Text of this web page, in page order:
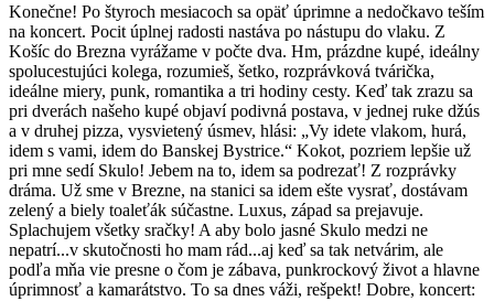
Konečne! Po štyroch mesiacoch sa opäť úprimne a nedočkavo teším
na koncert. Pocit úplnej radosti nastáva po nástupu do vlaku. Z
Košíc do Brezna vyrážame v počte dva. Hm, prázdne kupé, ideálny
spolucestujúci kolega, rozumieš, šetko, rozprávková tvárička,
ideálne miery, punk, romantika a tri hodiny cesty. Keď tak zrazu sa
pri dverách našeho kupé objaví podivná postava, v jednej ruke džús
a v druhej pizza, vysvietený úsmev, hlási: „Vy idete vlakom, hurá,
idem s vami, idem do Banskej Bystrice.“ Kokot, pozriem lepšie už
pri mne sedí Skulo! Jebem na to, idem sa podrezať! Z rozprávky
dráma. Už sme v Brezne, na stanici sa idem ešte vysrať, dostávam
zelený a biely toaleťák súčastne. Luxus, západ sa prejavuje.
Splachujem všetky sračky! A aby bolo jasné Skulo medzi ne
nepatrí...v skutočnosti ho mam rád...aj keď sa tak netvárim, ale
podľa mňa vie presne o čom je zábava, punkrockový život a hlavne
úprimnosť a kamarátstvo. To sa dnes váži, rešpekt! Dobre, koncert: